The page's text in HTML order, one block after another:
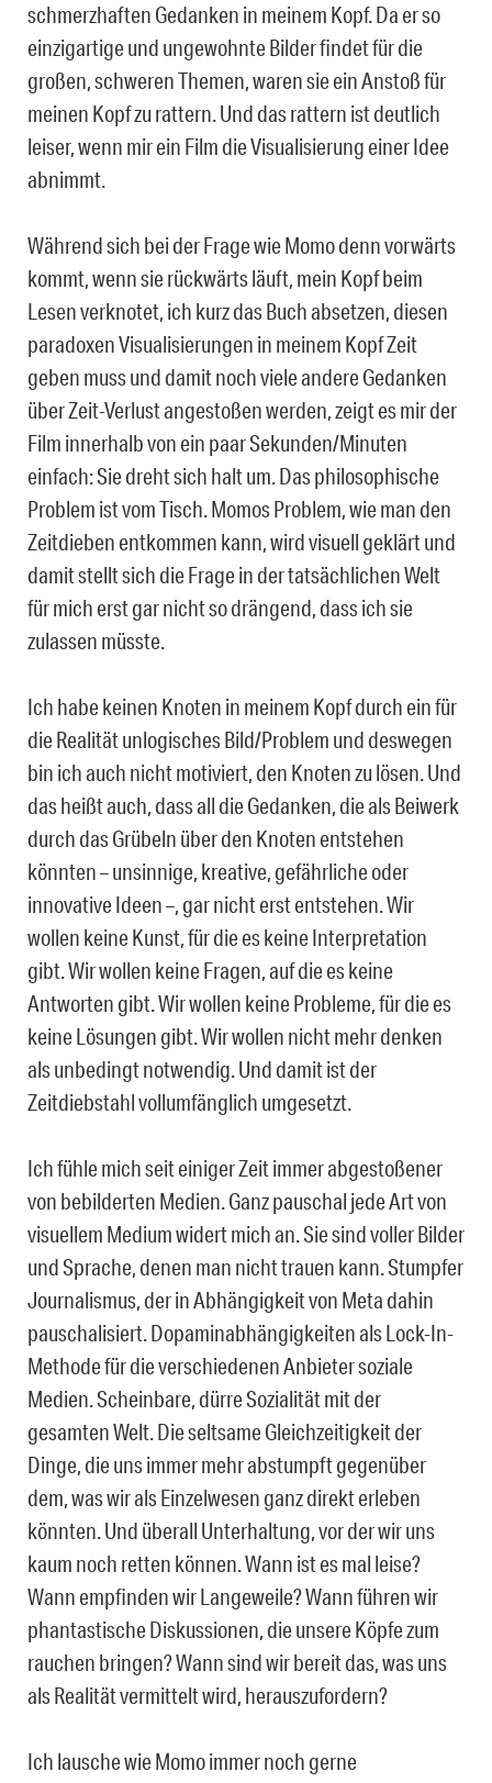
schmerzhaften Gedanken in meinem Kopf. Da er so
einzigartige und ungewohnte Bilder findet für die
großen, schweren Themen, waren sie ein Anstoß für
meinen Kopf zu rattern. Und das rattern ist deutlich
leiser, wenn mir ein Film die Visualisierung einer Idee
abnimmt.
Während sich bei der Frage wie Momo denn vorwärts
kommt, wenn sie rückwärts läuft, mein Kopf beim
Lesen verknotet, ich kurz das Buch absetzen, diesen
paradoxen Visualisierungen in meinem Kopf Zeit
geben muss und damit noch viele andere Gedanken
über Zeit-Verlust angestoßen werden, zeigt es mir der
Film innerhalb von ein paar Sekunden/Minuten
einfach: Sie dreht sich halt um. Das philosophische
Problem ist vom Tisch. Momos Problem, wie man den
Zeitdieben entkommen kann, wird visuell geklärt und
damit stellt sich die Frage in der tatsächlichen Welt
für mich erst gar nicht so drängend, dass ich sie
zulassen müsste.
Ich habe keinen Knoten in meinem Kopf durch ein für
die Realität unlogisches Bild/Problem und deswegen
bin ich auch nicht motiviert, den Knoten zu lösen. Und
das heißt auch, dass all die Gedanken, die als Beiwerk
durch das Grübeln über den Knoten entstehen
könnten – unsinnige, kreative, gefährliche oder
innovative Ideen –, gar nicht erst entstehen. Wir
wollen keine Kunst, für die es keine Interpretation
gibt. Wir wollen keine Fragen, auf die es keine
Antworten gibt. Wir wollen keine Probleme, für die es
keine Lösungen gibt. Wir wollen nicht mehr denken
als unbedingt notwendig. Und damit ist der
Zeitdiebstahl vollumfänglich umgesetzt.
Ich fühle mich seit einiger Zeit immer abgestoßener
von bebilderten Medien. Ganz pauschal jede Art von
visuellem Medium widert mich an. Sie sind voller Bilder
und Sprache, denen man nicht trauen kann. Stumpfer
Journalismus, der in Abhängigkeit von Meta dahin
pauschalisiert. Dopaminabhängigkeiten als Lock-In-
Methode für die verschiedenen Anbieter soziale
Medien. Scheinbare, dürre Sozialität mit der
gesamten Welt. Die seltsame Gleichzeitigkeit der
Dinge, die uns immer mehr abstumpft gegenüber
dem, was wir als Einzelwesen ganz direkt erleben
könnten. Und überall Unterhaltung, vor der wir uns
kaum noch retten können. Wann ist es mal leise?
Wann empfinden wir Langeweile? Wann führen wir
phantastische Diskussionen, die unsere Köpfe zum
rauchen bringen? Wann sind wir bereit das, was uns
als Realität vermittelt wird, herauszufordern?
Ich lausche wie Momo immer noch gerne